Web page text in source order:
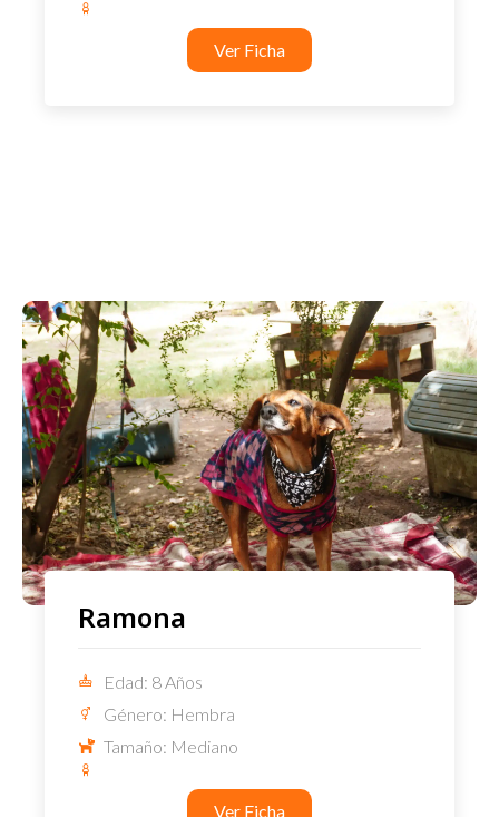
Ver Ficha
Ramona
Edad: 8 Años
Género: Hembra
Tamaño: Mediano
Ver Ficha